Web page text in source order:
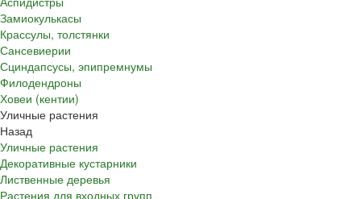
Замиокулькасы
Крассулы, толстянки
Сансевиерии
Сциндапсусы, эпипремнумы
Филодендроны
Ховеи (кентии)
Уличные растения
Назад
Уличные растения
Декоративные кустарники
Лиственные деревья
Растения для входных групп